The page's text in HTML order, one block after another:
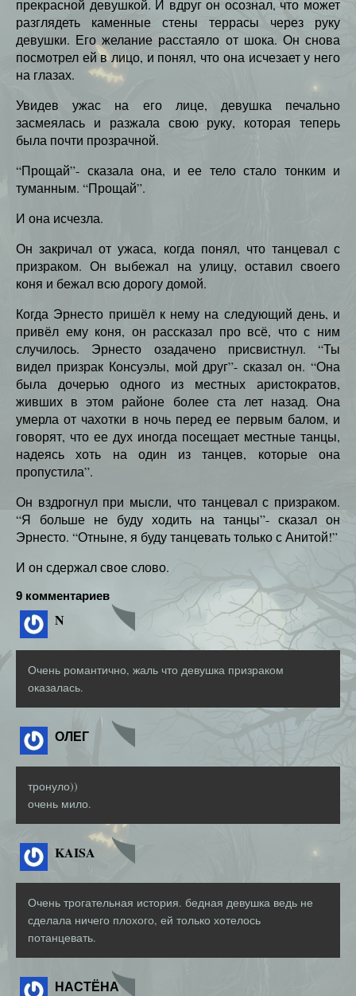
прекрасной девушкой. И вдруг он осознал, что может
разглядеть каменные стены террасы через руку
девушки. Его желание расстаяло от шока. Он снова
посмотрел ей в лицо, и понял, что она исчезает у него
на глазах.
Увидев ужас на его лице, девушка печально
засмеялась и разжала свою руку, которая теперь
была почти прозрачной.
“Прощай”- сказала она, и ее тело стало тонким и
туманным. “Прощай”.
И она исчезла.
Он закричал от ужаса, когда понял, что танцевал с
призраком. Он выбежал на улицу, оставил своего
коня и бежал всю дорогу домой.
Когда Эрнесто пришёл к нему на следующий день, и
привёл ему коня, он рассказал про всё, что с ним
случилось. Эрнесто озадачено присвистнул. “Ты
видел призрак Консуэлы, мой друг”- сказал он. “Она
была дочерью одного из местных аристократов,
живших в этом районе более ста лет назад. Она
умерла от чахотки в ночь перед ее первым балом, и
говорят, что ее дух иногда посещает местные танцы,
надеясь хоть на один из танцев, которые она
пропустила”.
Он вздрогнул при мысли, что танцевал с призраком.
“Я больше не буду ходить на танцы”- сказал он
Эрнесто. “Отныне, я буду танцевать только с Анитой!”
И он сдержал свое слово.
9 комментариев
N
Очень романтично, жаль что девушка призраком
оказалась.
ОЛЕГ
тронуло))
очень мило.
KAISA
Очень трогательная история. бедная девушка ведь не
сделала ничего плохого, ей только хотелось
потанцевать.
НАСТЁНА